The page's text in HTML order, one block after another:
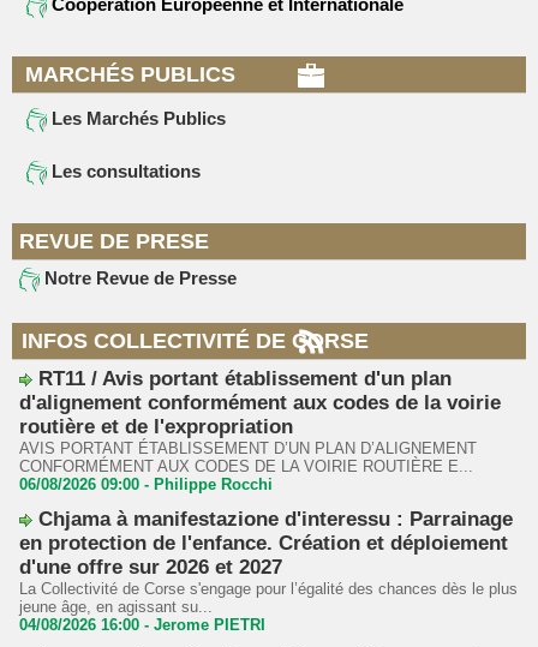
Coopération Européenne et Internationale
MARCHÉS PUBLICS
Les Marchés Publics
Les consultations
REVUE DE PRESE
Notre Revue de Presse
INFOS COLLECTIVITÉ DE CORSE
RT11 / Avis portant établissement d'un plan
d'alignement conformément aux codes de la voirie
routière et de l'expropriation
AVIS PORTANT ÉTABLISSEMENT D’UN PLAN D’ALIGNEMENT
CONFORMÉMENT AUX CODES DE LA VOIRIE ROUTIÈRE E...
06/08/2026 09:00 - Philippe Rocchi
Chjama à manifestazione d'interessu : Parrainage
en protection de l'enfance. Création et déploiement
d'une offre sur 2026 et 2027
La Collectivité de Corse s'engage pour l’égalité des chances dès le plus
jeune âge, en agissant su...
04/08/2026 16:00 - Jerome PIETRI